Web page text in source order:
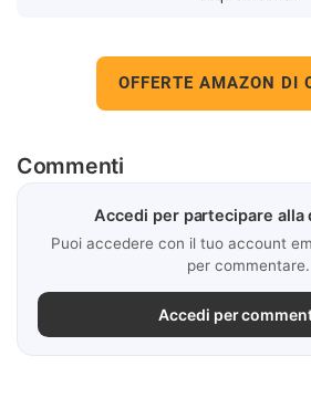
OFFERTE AMAZON DI
Commenti
Accedi per partecipare alla
Puoi accedere con il tuo account
per commentare.
Accedi per